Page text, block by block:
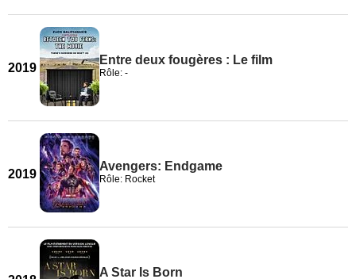
2019
Entre deux fougères : Le film
Rôle: -
2019
Avengers: Endgame
Rôle: Rocket
A Star Is Born